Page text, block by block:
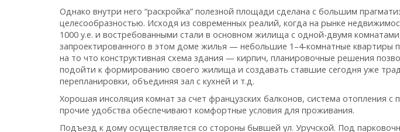
Однако внутри него “раскройка” полезной площади сделана с большим
целесообразностью. Исходя из современных реалий, когда на рынке
1000 у.е. и востребованными стали в основном жилища с одной-двумя
запроектированного в этом доме жилья — небольшие 1–4-комнатные
на то что конструктивная схема здания — кирпич, планировочные решения
подойти к формированию своего жилища и создавать ставшие сегодня уже
перепланировки, объединяя зал с кухней и т.д.
Хорошая инсоляция комнат за счет французских балконов, система отопления
прочие удобства обеспечивают комфортные условия для проживания.
Подъезд к дому осуществляется со стороны бывшей ул. Уручской. Под